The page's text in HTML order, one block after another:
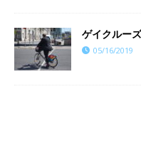
ゲイクルー
05/16/2019